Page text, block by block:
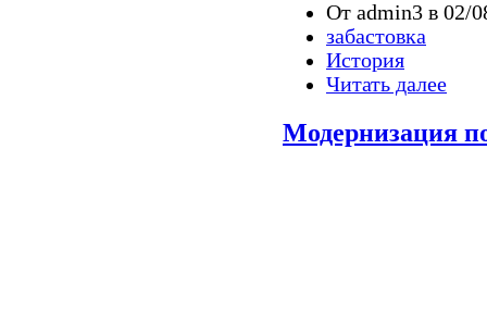
От admin3 в 02/
забастовка
История
Читать далее
Модернизация